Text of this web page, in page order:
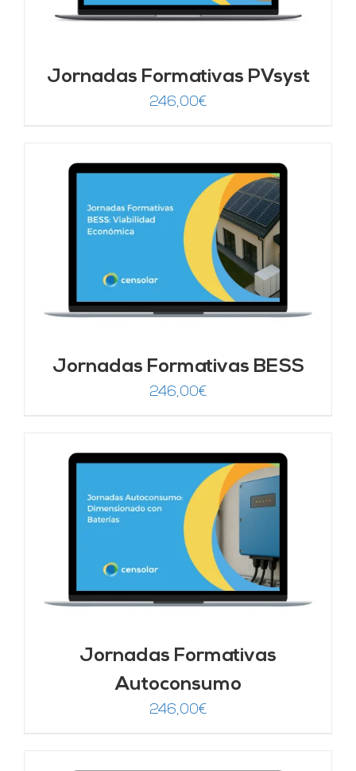
Jornadas Formativas PVsyst
246,00€
Jornadas Formativas BESS
246,00€
Jornadas Formativas
Autoconsumo
246,00€